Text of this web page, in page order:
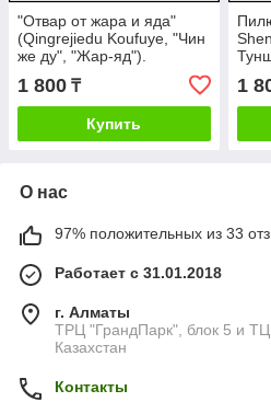
"Отвар от жара и яда"
(Qingrejiedu Koufuye, "Чин
же ду", "Жар-яд").
1 800 ₸
Купить
1
О нас
97% положительных из 33
Работает с 31.01.2018
г. Алматы
ТРЦ "ГрандПарк", блок 5 и
Казахстан
Контакты